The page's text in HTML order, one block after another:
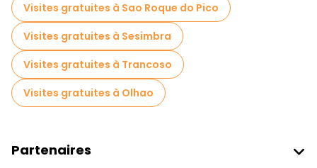
Visites gratuites à Sao Roque do Pico
Visites gratuites à Sesimbra
Visites gratuites à Trancoso
Visites gratuites à Olhao
Partenaires